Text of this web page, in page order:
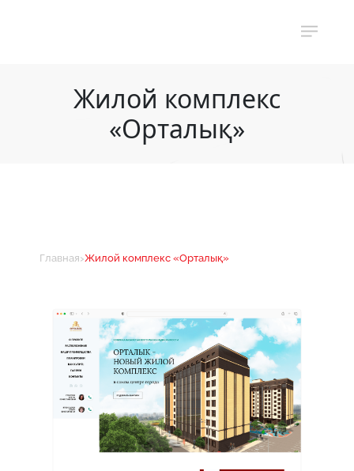
Жилой комплекс
«Орталық»
Главная›Жилой комплекс «Орталық»